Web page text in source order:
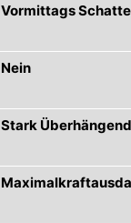
Vormittags
Nein
Stark Überhängend